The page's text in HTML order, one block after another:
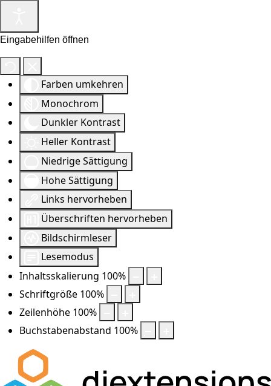
Eingabehilfen öffnen
Farben umkehren
Monochrom
Dunkler Kontrast
Heller Kontrast
Niedrige Sättigung
Hohe Sättigung
Links hervorheben
Überschriften hervorheben
Bildschirmleser
Lesemodus
Inhaltsskalierung 100%
Schriftgröße 100%
Zeilenhöhe 100%
Buchstabenabstand 100%